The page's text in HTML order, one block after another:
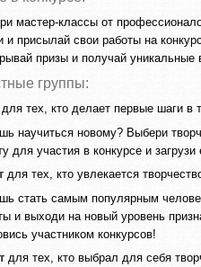
мастер-классы от
и присылай свои работы на
призы и получай уникальные
группы:
для тех, кто делает первые шаги в
научиться новому? Выбери
для участия в конкурсе и
для тех, кто увлекается
стать самым популярным
и выходи на новый уровень
участником конкурсов!
для тех, кто выбрал для себя